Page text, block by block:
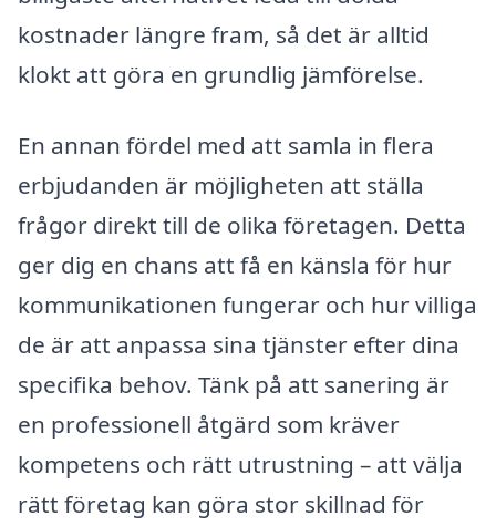
kostnader längre fram, så det är alltid
klokt att göra en grundlig jämförelse.
En annan fördel med att samla in flera
erbjudanden är möjligheten att ställa
frågor direkt till de olika företagen. Detta
ger dig en chans att få en känsla för hur
kommunikationen fungerar och hur villiga
de är att anpassa sina tjänster efter dina
specifika behov. Tänk på att sanering är
en professionell åtgärd som kräver
kompetens och rätt utrustning – att välja
rätt företag kan göra stor skillnad för